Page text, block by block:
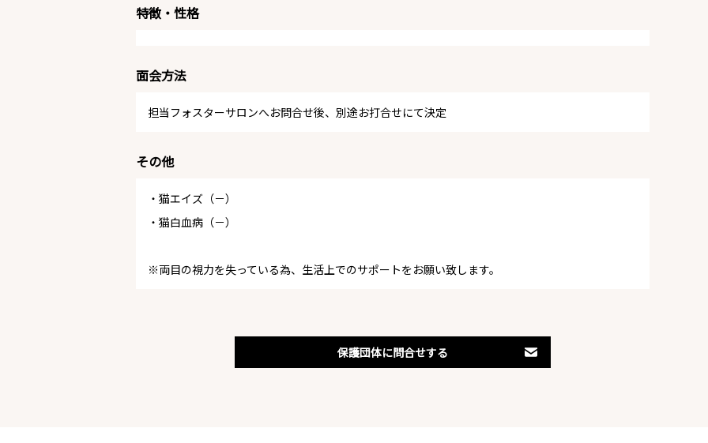
特徴・性格
面会方法
担当フォスターサロンへお問合せ後、別途お打合せにて決定
その他
・猫エイズ（－）
・猫白血病（－）
※両目の視力を失っている為、生活上でのサポートをお願い致します。
保護団体に問合せする